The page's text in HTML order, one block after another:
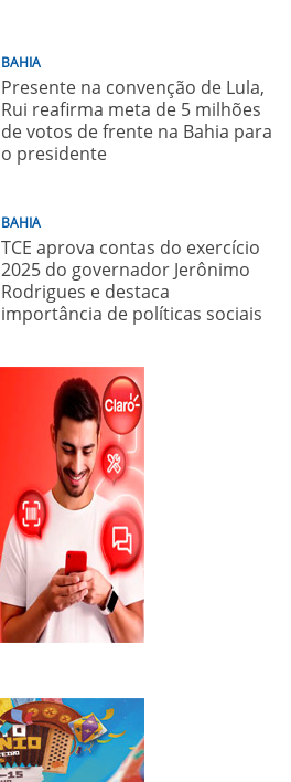
BAHIA
Presente na convenção de Lula,
Rui reafirma meta de 5 milhões
de votos de frente na Bahia para
o presidente
BAHIA
TCE aprova contas do exercício
2025 do governador Jerônimo
Rodrigues e destaca
importância de políticas sociais